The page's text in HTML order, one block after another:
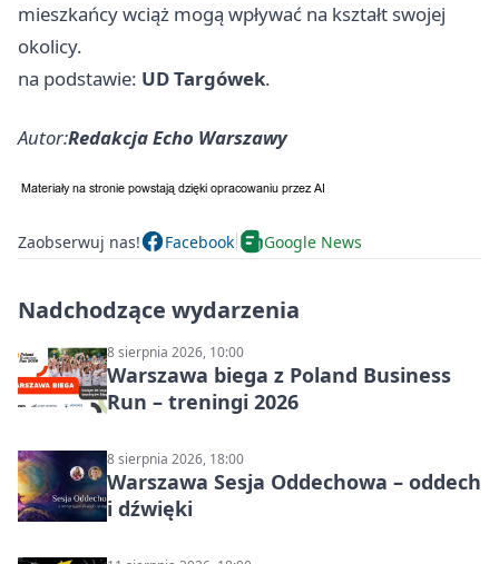
mieszkańcy wciąż mogą wpływać na kształt swojej
okolicy.
na podstawie: UD Targówek.
Autor:Redakcja Echo Warszawy
Zaobserwuj nas! Facebook Google News
Nadchodzące wydarzenia
8 sierpnia 2026, 10:00
Warszawa biega z Poland Business
Run – treningi 2026
8 sierpnia 2026, 18:00
Warszawa Sesja Oddechowa – oddech
i dźwięki